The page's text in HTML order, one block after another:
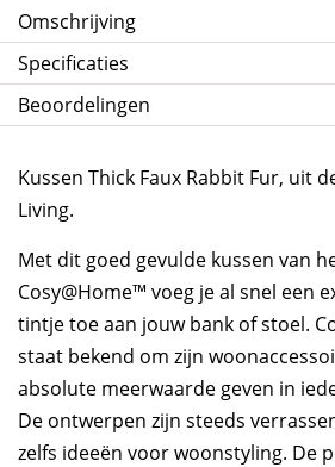
x
45
cm
aantal
Omschrijving
Specificaties
Beoordelingen
Kussen Thick Faux Rabbit Fur, uit
Living.
Met dit goed gevulde kussen van
Cosy@Home™ voeg je al snel een
tintje toe aan jouw bank of stoel.
staat bekend om zijn
absolute meerwaarde geven in
De ontwerpen zijn steeds
zelfs ideeën voor woonstyling. De